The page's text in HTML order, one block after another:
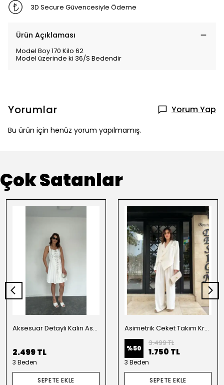
3D Secure Güvencesiyle Ödeme
Ürün Açıklaması
Model Boy 170 Kilo 62
Model üzerinde ki 36/S Bedendir
Yorumlar Yorum Yap
Bu ürün için henüz yorum yapılmamış.
Çok Satanlar
Aksesuar Detaylı Kalın Askılı Elbise Beyaz
2.499 TL
3 Beden
SEPETE EKLE
Asimetrik Ceket Takım Krem
%50
3.499 TL
1.750 TL
3 Beden
SEPETE EKLE